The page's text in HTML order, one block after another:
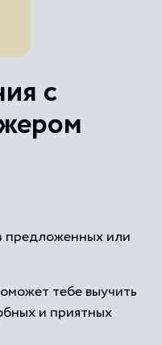
с
предложенных или
тебе выучить
и приятных